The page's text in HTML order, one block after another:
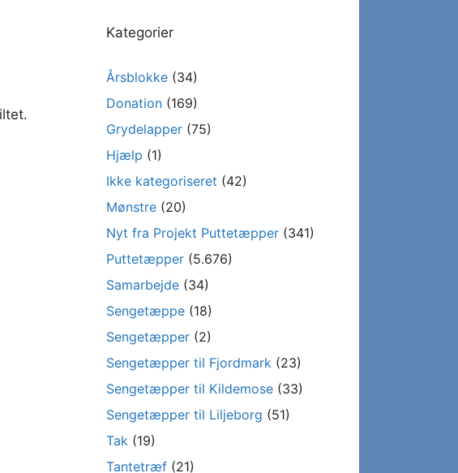
Kategorier
Årsblokke (34)
Donation (169)
Grydelapper (75)
Hjælp (1)
Ikke kategoriseret (42)
Mønstre (20)
Nyt fra Projekt Puttetæpper (341)
Puttetæpper (5.676)
Samarbejde (34)
Sengetæppe (18)
Sengetæpper (2)
Sengetæpper til Fjordmark (23)
Sengetæpper til Kildemose (33)
Sengetæpper til Liljeborg (51)
Tak (19)
Tantetræf (21)